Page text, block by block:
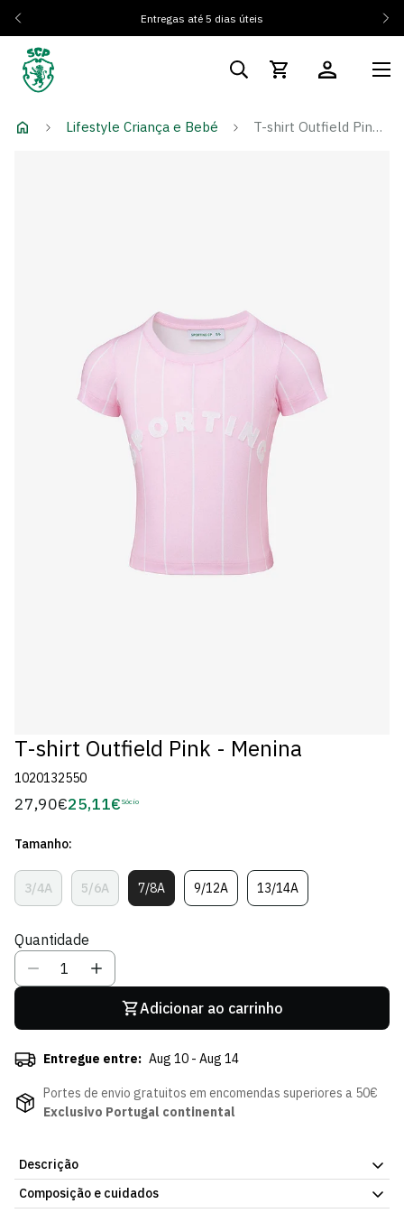
Entregas até 5 dias úteis
Lifestyle Criança e Bebé T-shirt Outfield Pink - Menina
T-shirt Outfield Pink - Menina
1020132550
Preço
27,90€Preço
Sócio
25,11€ Sócio
Tamanho:
3/4AVariante
Esgotada
Indisponível
5/6AVariante
Esgotada
7/8AVariante
Esgotada
9/12AVariante
Esgotada
13/14AVariante
Esgotada
Quantidade
Adicionar ao carrinho
Entregue entre: Aug 10 - Aug 14
Portes de envio gratuitos em encomendas superiores a 50€
Exclusivo Portugal continental
Descrição
A T-shirt Outfield Pink de Menina é uma peça leve e confortável
Composição e cuidados